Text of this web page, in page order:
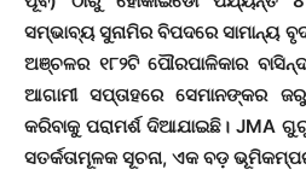
ସମ୍ଭାବ୍ୟ ସୁନାମିର ବିପଦରେ ସାମାନ୍ୟ
ଅଞ୍ଚଳର ୧୮୨ଟି ପୌରପାଳିକାର
ଆଗାମୀ ସପ୍ତାହରେ ସେମାନଙ୍କର
କରିବାକୁ ପରାମର୍ଶ ଦିଆଯାଇଛି। JMA
ସତର୍କତାମୂଳକ ସୂଚନା, ଏକ ବଡ଼ ଭୂମିକମ୍ପର